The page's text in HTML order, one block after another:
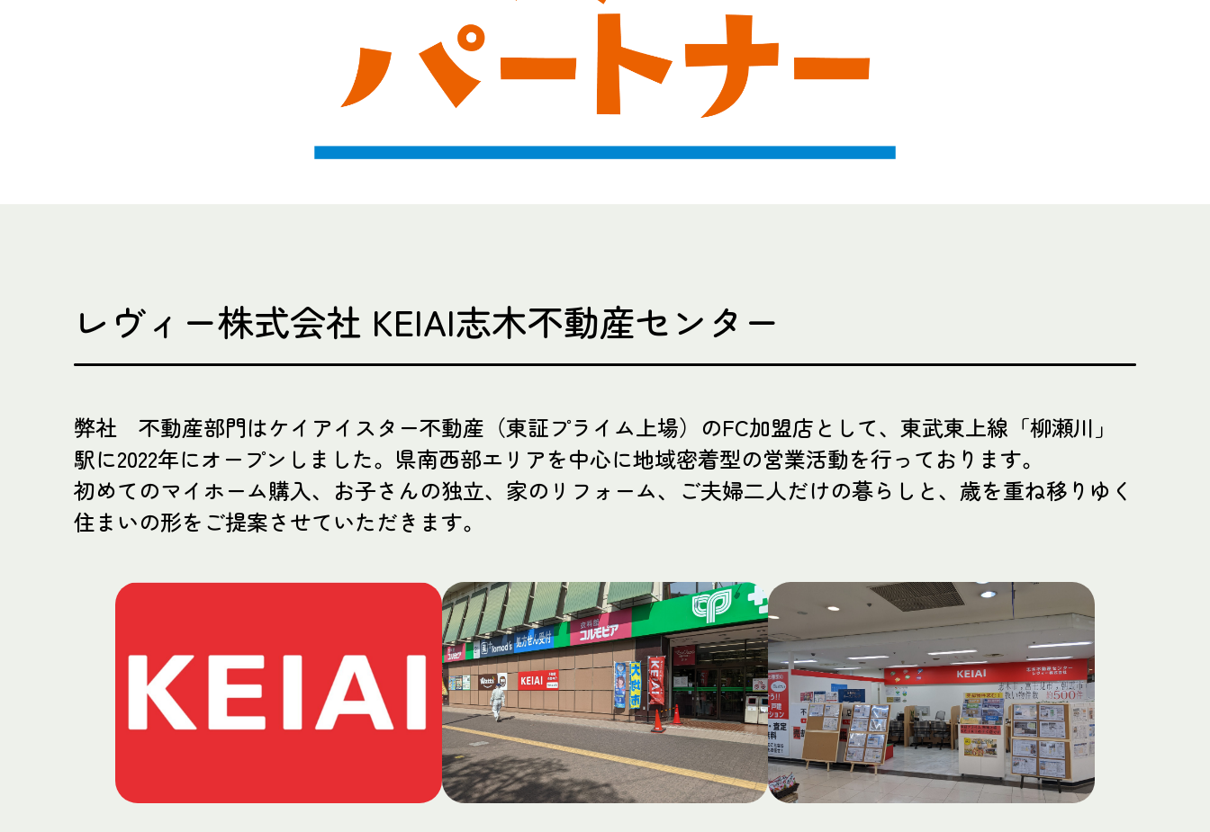
レヴィー株式会社 KEIAI志木不動産センター
弊社 不動産部門はケイアイスター不動産（東証プライム上場）のFC加盟店として、東武東上線「柳瀬川」
駅に2022年にオープンしました。県南西部エリアを中心に地域密着型の営業活動を行っております。
初めてのマイホーム購入、お子さんの独立、家のリフォーム、ご夫婦二人だけの暮らしと、歳を重ね移りゆく
住まいの形をご提案させていただきます。